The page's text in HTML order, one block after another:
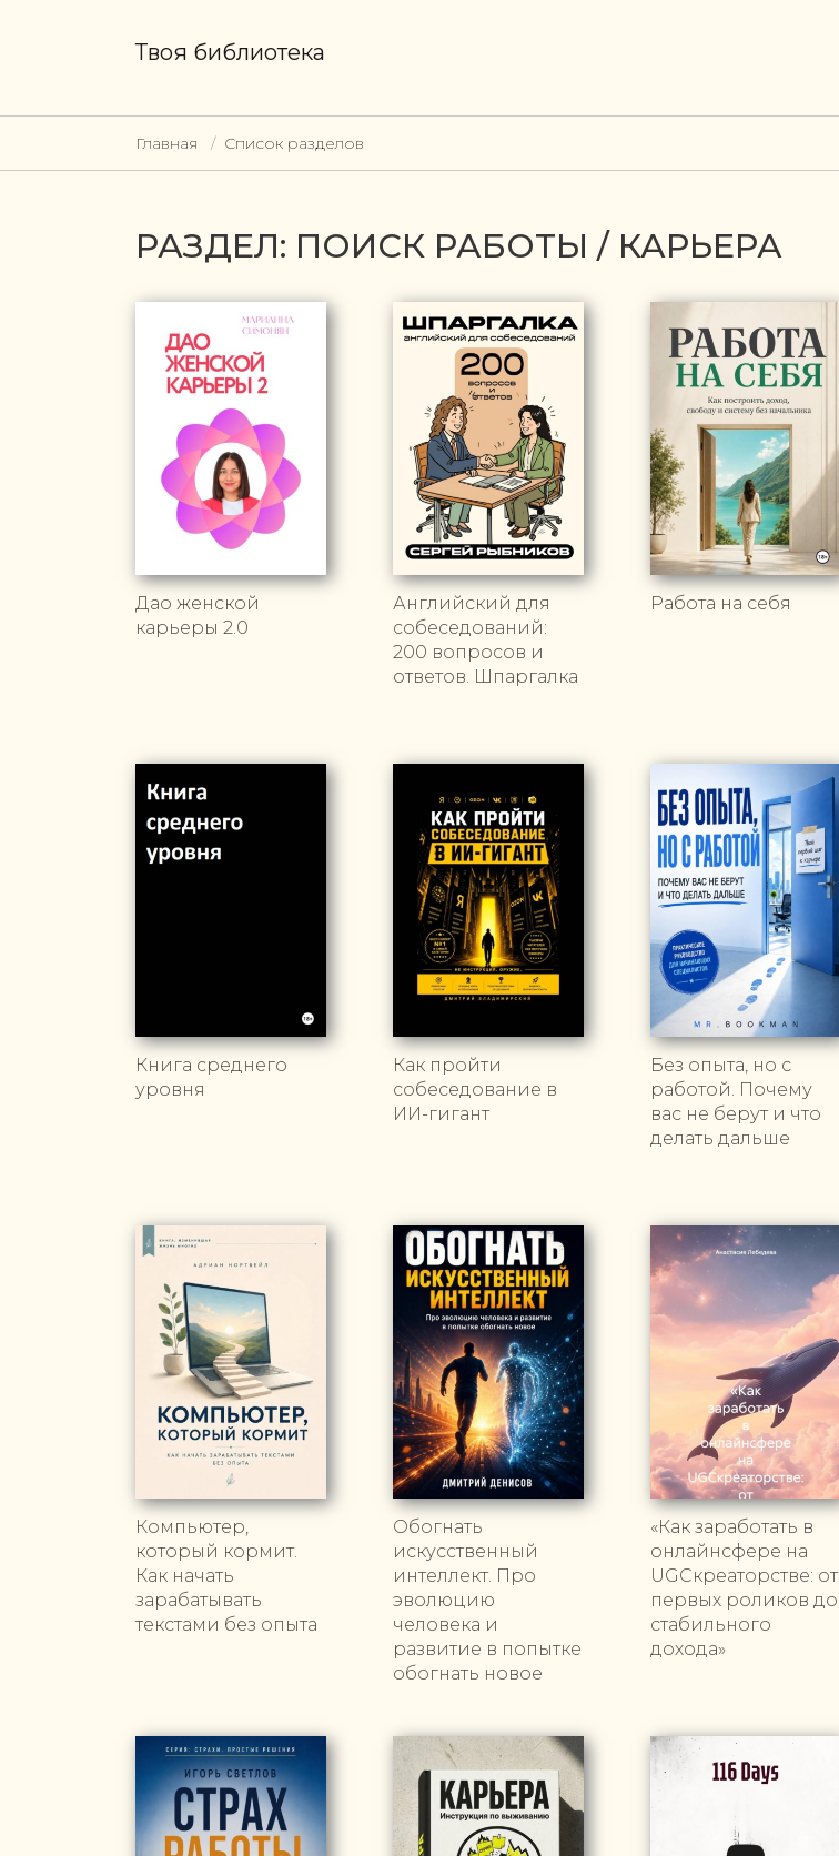
Твоя библиотека
Главная Список разделов
РАЗДЕЛ: ПОИСК РАБОТЫ / КАРЬЕРА
Дао женской
карьеры 2.0
Английский для
собеседований:
200 вопросов и
ответов. Шпаргалка
Работа на себя
Книга среднего
уровня
Как пройти
собеседование в
ИИ-гигант
Без опыта, но с
работой. Почему
вас не берут и что
делать дальше
Компьютер,
который кормит.
Как начать
зарабатывать
текстами без опыта
Обогнать
искусственный
интеллект. Про
эволюцию
человека и
развитие в попытке
обогнать новое
«Как заработать в
онлайнсфере на
UGCкреаторстве: от
первых роликов до
стабильного
дохода»